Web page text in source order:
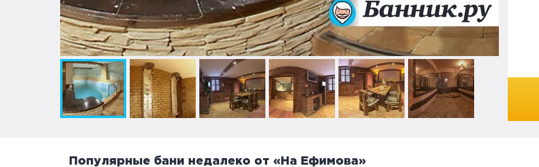
Популярные бани недалеко от «На Ефимова»